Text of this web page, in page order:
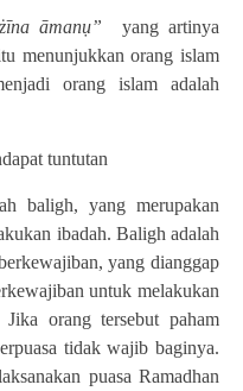
āmanụ”
yang artinya
menunjukkan orang islam
orang islam adalah
tuntutan
baligh, yang merupakan
ibadah. Baligh adalah
yang dianggap
untuk melakukan
Jika orang tersebut paham
tidak wajib baginya.
puasa Ramadhan